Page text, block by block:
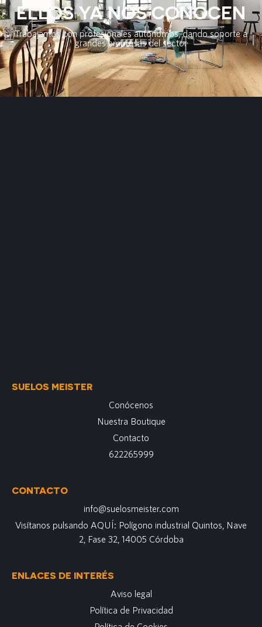
ELLOS YA NOS CONOCEN
Trabajamos con profesionales autónomos, dando soporte a
grandes empresas del sector
SUELOS MEISTER
Conócenos
Nuestra Boutique
Contacto
622265999
CONTACTO
info@suelosmeister.com
Visítanos pulsando AQUÍ: Polígono industrial Quintos, Nave
2, Fase 32, 14005 Córdoba
ENLACES DE INTERÉS
Aviso legal
Política de Privacidad